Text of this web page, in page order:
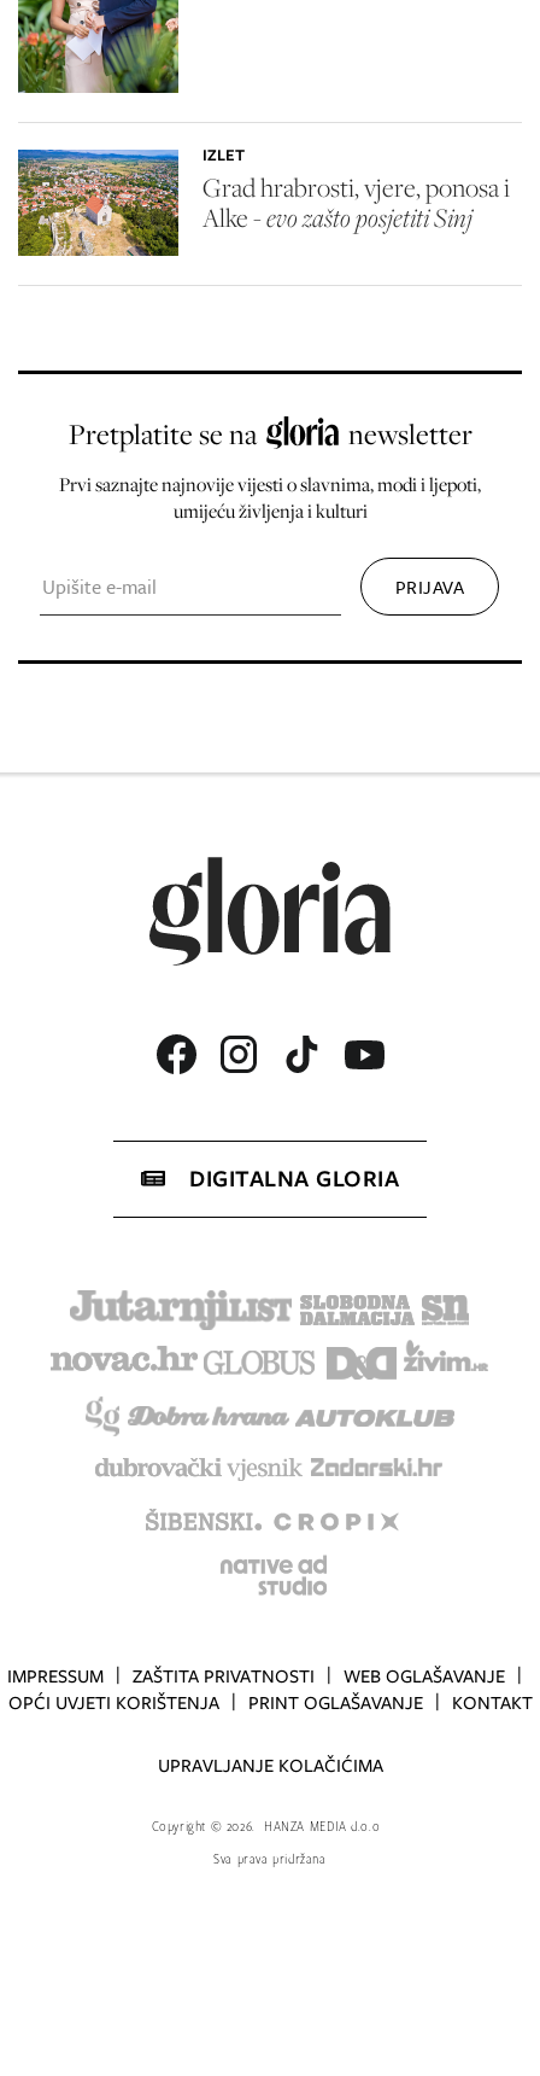
IZLET
Grad hrabrosti, vjere, ponosa i
Alke -evo zašto posjetiti Sinj
Pretplatite se na newsletter
Prvi saznajte najnovije vijesti o slavnima, modi i ljepoti,
umijeću življenja i kulturi
DIGITALNA GLORIA
IMPRESSUM ZAŠTITA PRIVATNOSTI
WEB OGLAŠAVANJE
OPĆI UVJETI KORIŠTENJA
PRINT OGLAŠAVANJE KONTAKT
UPRAVLJANJE KOLAČIĆIMA
Copyright © 2026.
HANZA MEDIA d.o.o
Sva prava pridržana